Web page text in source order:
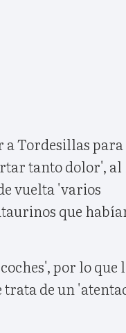
a Tordesillas para
tanto dolor', al
vuelta 'varios
que
por lo que
de un